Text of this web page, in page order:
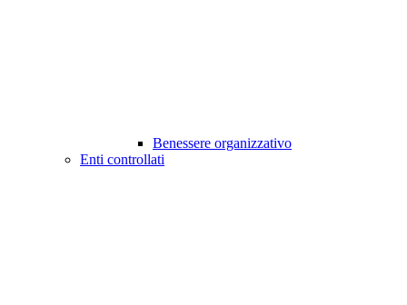
Benessere organizzativo
Enti controllati